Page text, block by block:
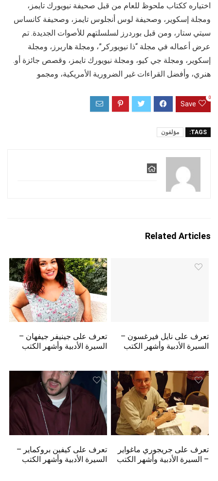
اختياره ككتاب ملحوظ للعام من قبل صحيفة نيويورك تايمز،
ومجلة إسكوير، وصحيفة لوس أنجلوس تايمز، وصحيفة كانساس
سيتي ستار، ومن قبل بوردرز لسلسلتهم للأصوات الجديدة. تم
عرض أعماله في مجلة “ذا نيويوركر”، ومجلة هاربرز، ومجلة
إسكوير، ومجلة جي كيو، ومجلة نيويورك تايمز، وقصص جائزة أو.
هنري، وأفضل القراءات غير الضرورية الأمريكية، ومجمو
Save
0
TAGS: مؤلفون
Related Articles
تعرف على نايل فيرغسون –
السيرة الأدبية وأشهر الكتب
تعرف على جينيفر جيفهان –
السيرة الأدبية وأشهر الكتب
تعرف على جريجوري ماغواير
– السيرة الأدبية وأشهر الكتب
تعرف على كيفين بروكماير –
السيرة الأدبية وأشهر الكتب